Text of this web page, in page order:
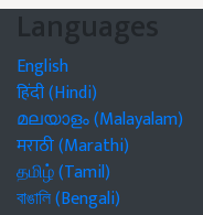
Languages
English
हिंदी (Hindi)
മലയാളം (Malayalam)
मराठी (Marathi)
தமிழ் (Tamil)
বাঙালি (Bengali)